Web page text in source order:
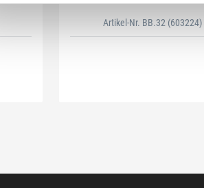
Artikel-Nr. BB.32 (603224)